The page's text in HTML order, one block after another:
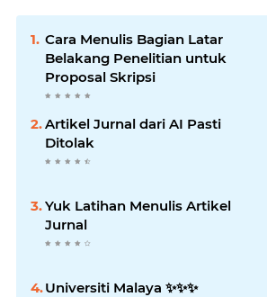
Cara Menulis Bagian Latar
Belakang Penelitian untuk
Proposal Skripsi
Artikel Jurnal dari AI Pasti
Ditolak
Yuk Latihan Menulis Artikel
Jurnal
Universiti Malaya ✨️✨️✨️